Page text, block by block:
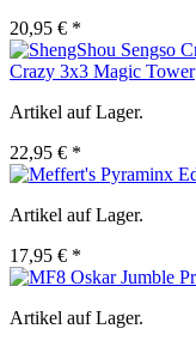
20,95 € *
Crazy 3x3 Magic Tower
Artikel auf Lager.
22,95 € *
Artikel auf Lager.
17,95 € *
Artikel auf Lager.